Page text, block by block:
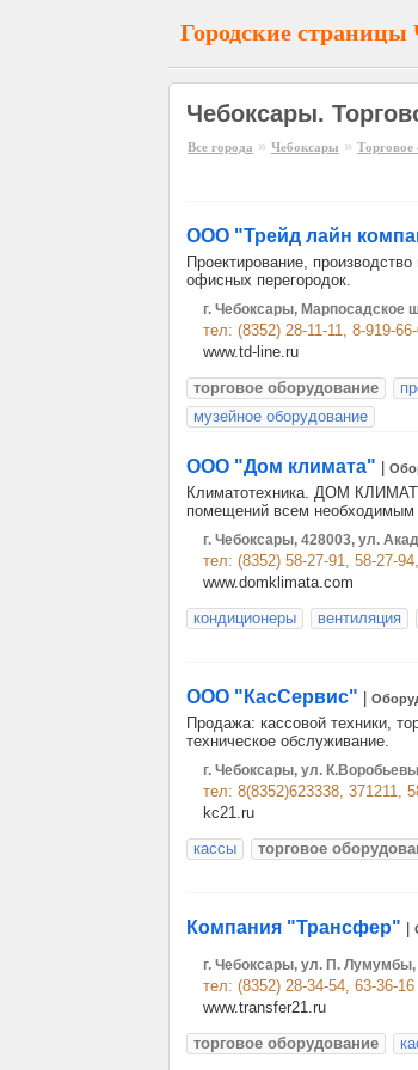
Городские страницы
Чебоксары.
Все города » Чебоксары » Торговое
ООО "Трейд лайн
Проектирование,
офисных перегородок.
г. Чебоксары, Марпосадское
тел: (8352) 28-11-11, 8-919-
www.td-line.ru
торговое оборудование
музейное оборудование
ООО "Дом климата"
Климатотехника. ДОМ
помещений всем необходимым
г. Чебоксары, 428003, ул.
тел: (8352) 58-27-91, 58-27-
www.domklimata.com
кондиционеры
вентиляция
ООО "КасСервис"
Продажа: кассовой техники,
техническое обслуживание.
г. Чебоксары, ул.
тел: 8(8352)623338, 371211,
kc21.ru
кассы
торговое
Компания "Трансфер"
г. Чебоксары, ул. П. Лумумбы,
тел: (8352) 28-34-54, 63-36-16
www.transfer21.ru
торговое оборудование